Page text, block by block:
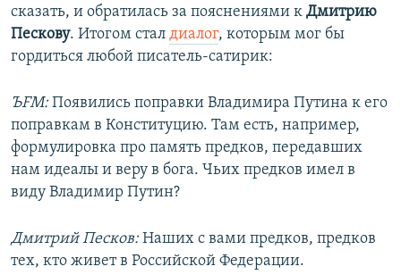
сказать, и обратилась за пояснениями к Дмитрию
Пескову. Итогом стал диалог, которым мог бы
гордиться любой писатель-сатирик:
ЪFM:Появились поправки Владимира Путина к его
поправкам в Конституцию. Там есть, например,
формулировка про память предков, передавших
нам идеалы и веру в бога. Чьих предков имел в
виду Владимир Путин?
Дмитрий Песков:Наших с вами предков, предков
тех, кто живет в Российской Федерации.